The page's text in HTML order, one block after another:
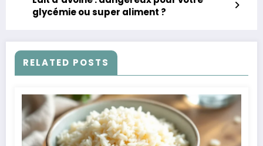
glycémie ou super aliment ?
RELATED POSTS